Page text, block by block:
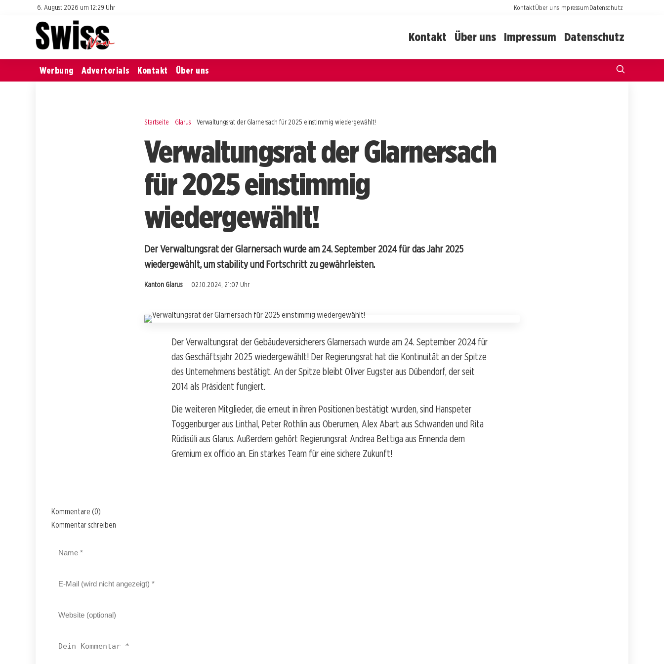
6. August 2026 um 12:29 Uhr KontaktÜber unsImpressumDatenschutz
Kontakt Über uns Impressum Datenschutz
Werbung Advertorials Kontakt Über uns
Startseite Glarus Verwaltungsrat der Glarnersach für 2025 einstimmig wiedergewählt!
Verwaltungsrat der Glarnersach
für 2025 einstimmig
wiedergewählt!
Der Verwaltungsrat der Glarnersach wurde am 24. September 2024 für das Jahr 2025
wiedergewählt, um stability und Fortschritt zu gewährleisten.
Kanton Glarus 02.10.2024, 21:07 Uhr
Der Verwaltungsrat der Gebäudeversicherers Glarnersach wurde am 24. September 2024 für
das Geschäftsjahr 2025 wiedergewählt! Der Regierungsrat hat die Kontinuität an der Spitze
des Unternehmens bestätigt. An der Spitze bleibt Oliver Eugster aus Dübendorf, der seit
2014 als Präsident fungiert.
Die weiteren Mitglieder, die erneut in ihren Positionen bestätigt wurden, sind Hanspeter
Toggenburger aus Linthal, Peter Rothlin aus Oberurnen, Alex Abart aus Schwanden und Rita
Rüdisüli aus Glarus. Außerdem gehört Regierungsrat Andrea Bettiga aus Ennenda dem
Gremium ex officio an. Ein starkes Team für eine sichere Zukunft!
Kommentare (0)
Kommentar schreiben